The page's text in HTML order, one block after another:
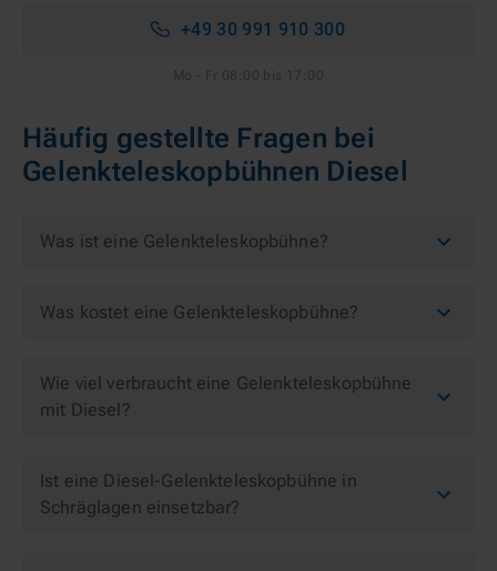
+49 30 991 910 300
Häufig gestellte Fragen bei
Gelenkteleskopbühnen Diesel
Was ist eine Gelenkteleskopbühne?
Was kostet eine Gelenkteleskopbühne?
Wie viel verbraucht eine Gelenkteleskopbühne
mit Diesel?
Ist eine Diesel-Gelenkteleskopbühne in
Schräglagen einsetzbar?